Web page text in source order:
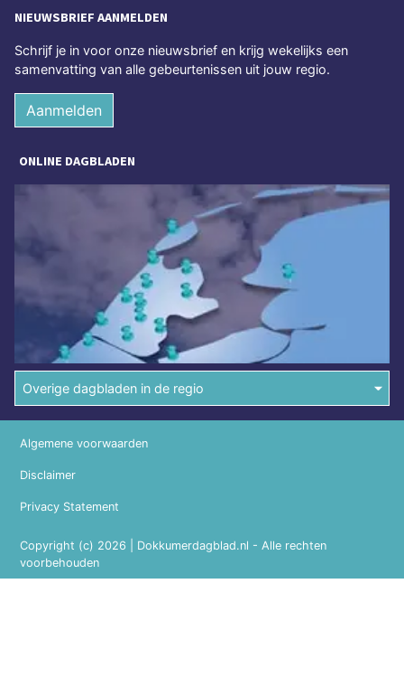
NIEUWSBRIEF AANMELDEN
Schrijf je in voor onze nieuwsbrief en krijg wekelijks een
samenvatting van alle gebeurtenissen uit jouw regio.
Aanmelden
ONLINE DAGBLADEN
Overige dagbladen in de regio
Copyright (c) 2026 | Dokkumerdagblad.nl - Alle rechten
voorbehouden
Algemene voorwaarden
Disclaimer
Privacy Statement